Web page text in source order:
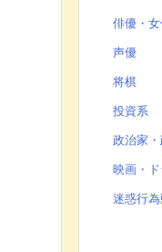
俳優・
声優
将棋
投資系
政治家
映画・
迷惑行